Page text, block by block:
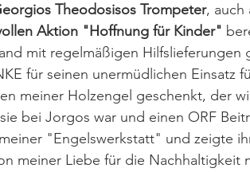
Theodosisos Trompeter, auch
Aktion "Hoffnung für Kinder"
mit regelmäßigen
für seinen unermüdlichen Einsatz
meiner Holzengel geschenkt, der
bei Jorgos war und einen ORF
"Engelswerkstatt" und zeigte
meiner Liebe für die Nachhaltigkeit